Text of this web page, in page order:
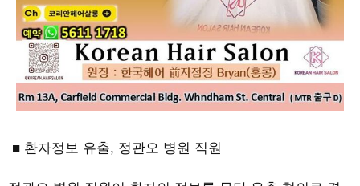
■ 환자정보 유출, 정관오 병원 직원